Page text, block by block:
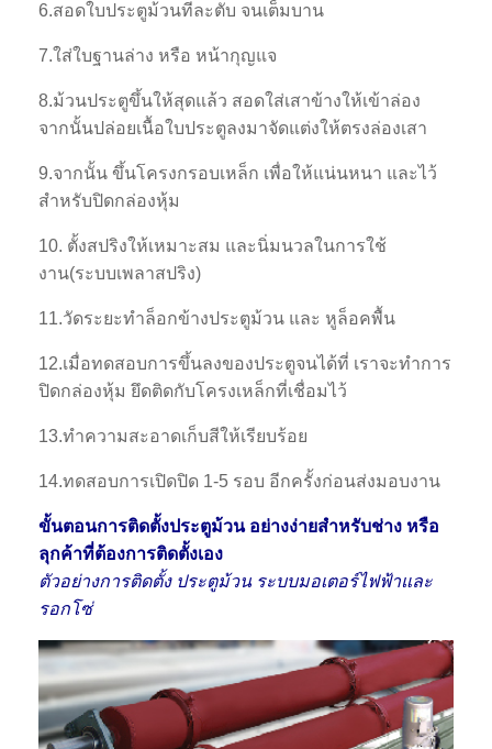
6.สอดใบประตูม้วนทีละตับ จนเต็มบาน
7.ใส่ใบฐานล่าง หรือ หน้ากุญแจ
8.ม้วนประตูขึ้นให้สุดแล้ว สอดใส่เสาข้างให้เข้าล่อง
จากนั้นปล่อยเนื้อใบประตูลงมาจัดแต่งให้ตรงล่องเสา
9.จากนั้น ขึ้นโครงกรอบเหล็ก เพื่อให้แน่นหนา และไว้
สำหรับปิดกล่องหุ้ม
10. ตั้งสปริงให้เหมาะสม และนิ่มนวลในการใช้
งาน(ระบบเพลาสปริง)
11.วัดระยะทำล็อกข้างประตูม้วน และ หูล็อคพื้น
12.เมื่อทดสอบการขึ้นลงของประตูจนได้ที่ เราจะทำการ
ปิดกล่องหุ้ม ยึดติดกับโครงเหล็กที่เชื่อมไว้
13.ทำความสะอาดเก็บสีให้เรียบร้อย
14.ทดสอบการเปิดปิด 1-5 รอบ อีกครั้งก่อนส่งมอบงาน
ขั้นตอนการติดตั้งประตูม้วน อย่างง่ายสำหรับช่าง หรือ
ลุกค้าที่ต้องการติดตั้งเอง
ตัวอย่างการติดตั้ง ประตูม้วน ระบบมอเตอร์ไฟฟ้าและ
รอกโซ่